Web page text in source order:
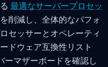
最適なサーバープロセッ
削減し、全体的なパフォ
セッサーとオペレーティ
ドウェア互換性リスト
ーマザーボードを確認し